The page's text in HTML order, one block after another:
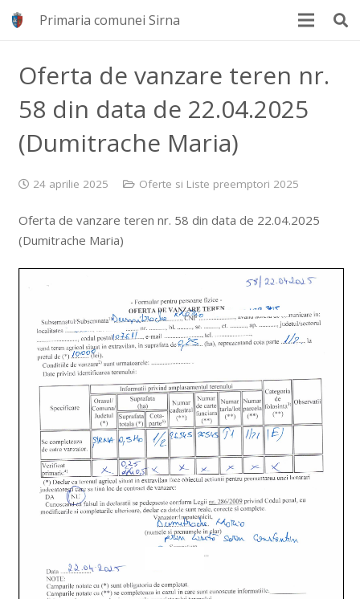
Primaria comunei Sirna
Oferta de vanzare teren nr.
58 din data de 22.04.2025
(Dumitrache Maria)
24 aprilie 2025 Oferte si Liste preemptori 2025
Oferta de vanzare teren nr. 58 din data de 22.04.2025
(Dumitrache Maria)